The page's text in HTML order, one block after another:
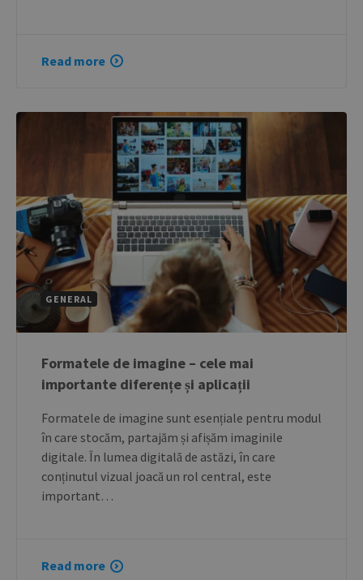
Read more
GENERAL
Formatele de imagine – cele mai
importante diferențe și aplicații
Formatele de imagine sunt esențiale pentru modul
în care stocăm, partajăm și afișăm imaginile
digitale. În lumea digitală de astăzi, în care
conținutul vizual joacă un rol central, este
important…
Read more